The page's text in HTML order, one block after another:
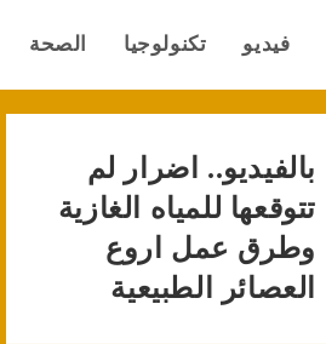
فيديو تكنولوجيا الصحة
بالفيديو.. اضرار لم
تتوقعها للمياه الغازية
وطرق عمل اروع
العصائر الطبيعية